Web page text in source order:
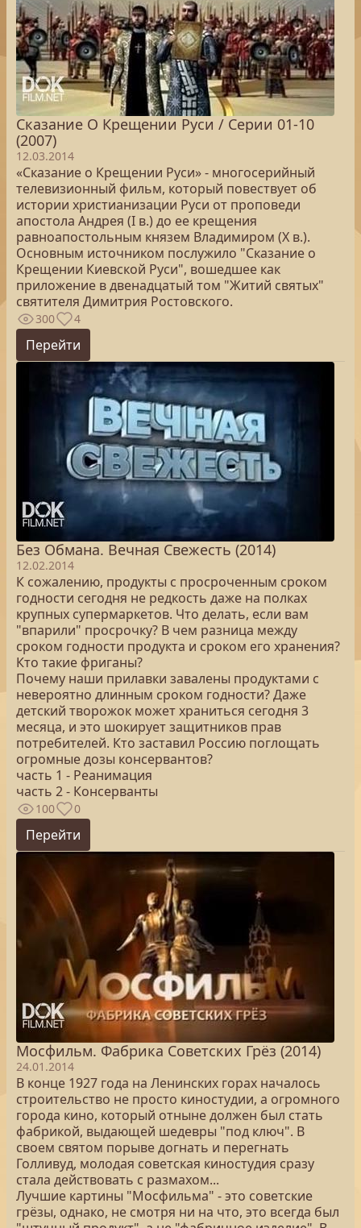
Сказание О Крещении Руси / Серии 01-10
(2007)
12.03.2014
«Сказание о Крещении Руси» - многосерийный
телевизионный фильм, который повествует об
истории христианизации Руси от проповеди
апостола Андрея (I в.) до ее крещения
равноапостольным князем Владимиром (X в.).
Основным источником послужило "Сказание о
Крещении Киевской Руси", вошедшее как
приложение в двенадцатый том "Житий святых"
святителя Димитрия Ростовского.
300 4
Перейти
Без Обмана. Вечная Свежесть (2014)
12.02.2014
К сожалению, продукты с просроченным сроком
годности сегодня не редкость даже на полках
крупных супермаркетов. Что делать, если вам
"впарили" просрочку? В чем разница между
сроком годности продукта и сроком его хранения?
Кто такие фриганы?
Почему наши прилавки завалены продуктами с
невероятно длинным сроком годности? Даже
детский творожок может храниться сегодня 3
месяца, и это шокирует защитников прав
потребителей. Кто заставил Россию поглощать
огромные дозы консервантов?
часть 1 - Реанимация
часть 2 - Консерванты
100 0
Перейти
Мосфильм. Фабрика Советских Грёз (2014)
24.01.2014
В конце 1927 года на Ленинских горах началось
строительство не просто киностудии, а огромного
города кино, который отныне должен был стать
фабрикой, выдающей шедевры "под ключ". В
своем святом порыве догнать и перегнать
Голливуд, молодая советская киностудия сразу
стала действовать с размахом...
Лучшие картины "Мосфильма" - это советские
грёзы, однако, не смотря ни на что, это всегда был